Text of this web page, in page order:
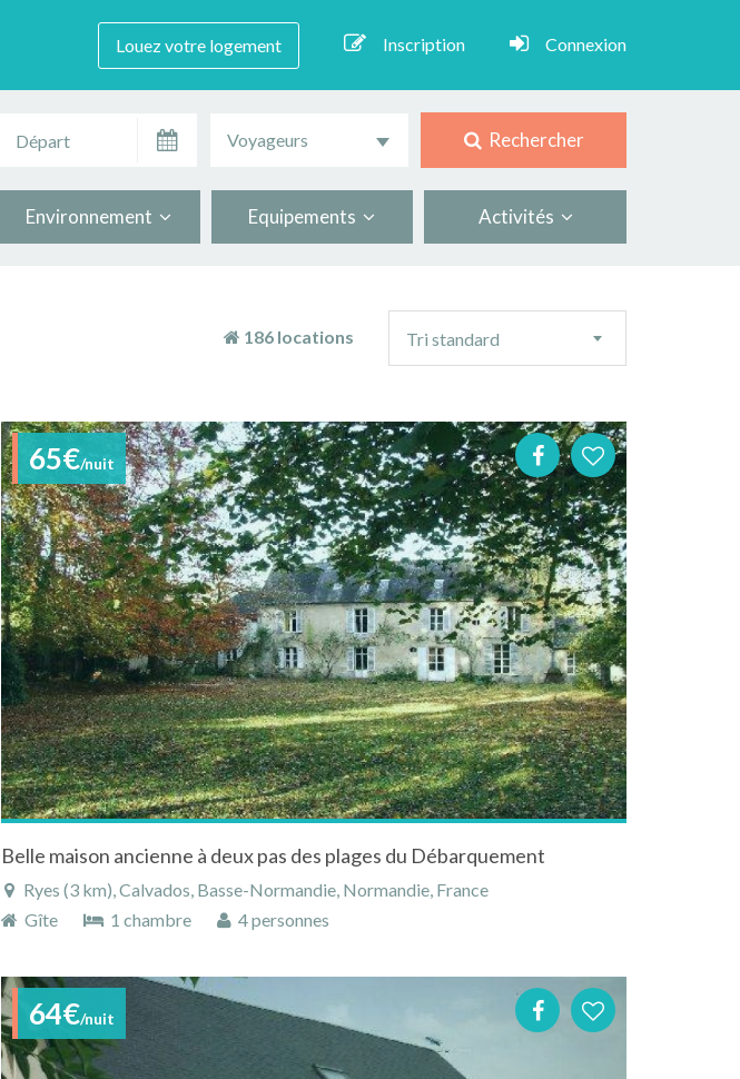
Louez votre logement Inscription Connexion
Voyageurs Rechercher
Environnement Equipements Activités
186 locations
tri
Tri standard
65€/nuit
Belle maison ancienne à deux pas des plages du Débarquement
Ryes (3 km), Calvados, Basse-Normandie, Normandie, France
Gîte
1 chambre 4 personnes
64€/nuit